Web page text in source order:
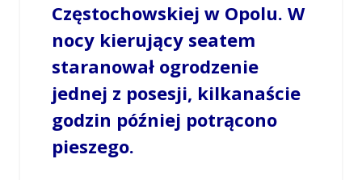
Częstochowskiej w Opolu. W
nocy kierujący seatem
staranował ogrodzenie
jednej z posesji, kilkanaście
godzin później potrącono
pieszego.